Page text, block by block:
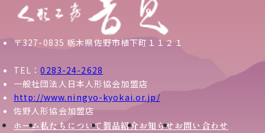
〒327-0835 栃木県佐野市植下町１１２１
TEL：0283-24-2628
一般社団法人日本人形協会加盟店
http://www.ningyo-kyokai.or.jp/
佐野人形協会加盟店
ホーム私たちについて 製品紹介お知らせお問い合わせ